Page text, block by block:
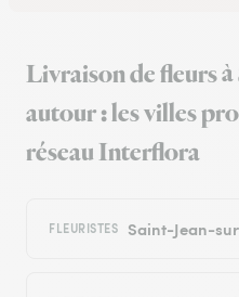
Livraison de fleurs
autour : les villes
réseau Interflora
FLEURISTES Saint-Jean-